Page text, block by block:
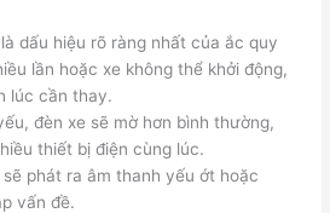
dấu hiệu rõ ràng nhất của ắc quy
lần hoặc xe không thể khởi động,
lúc cần thay.
đèn xe sẽ mờ hơn bình thường,
thiết bị điện cùng lúc.
sẽ phát ra âm thanh yếu ớt hoặc
vấn đề.